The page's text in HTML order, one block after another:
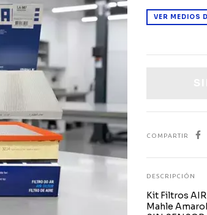
VER MEDIOS
COMPARTIR
DESCRIPCIÓN
Kit Filtros
Mahle